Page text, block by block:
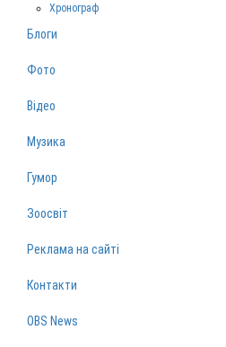
Хронограф
Блоги
Фото
Відео
Музика
Гумор
Зоосвіт
Реклама на сайті
Контакти
OBS News